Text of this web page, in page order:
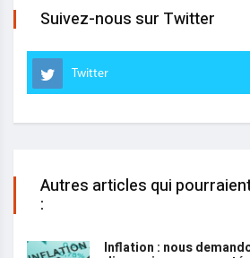
Suivez-nous sur Twitter
Twitter
Autres articles qui
:
Inflation : nous